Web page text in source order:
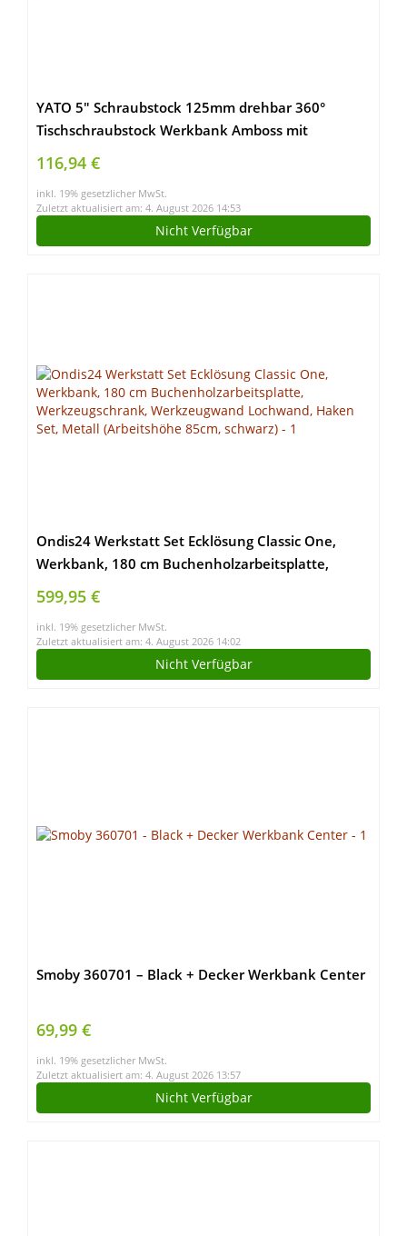
YATO 5″ Schraubstock 125mm drehbar 360°
Tischschraubstock Werkbank Amboss mit
Rohrhalter
116,94 €
inkl. 19% gesetzlicher MwSt.
Zuletzt aktualisiert am: 4. August 2026 14:53
Nicht Verfügbar
Ondis24 Werkstatt Set Ecklösung Classic One,
Werkbank, 180 cm Buchenholzarbeitsplatte,
Werkzeugschrank, Werkzeugwand Lochwand,
Haken Set, Metall (Arbeitshöhe 85cm, schwarz)
599,95 €
inkl. 19% gesetzlicher MwSt.
Zuletzt aktualisiert am: 4. August 2026 14:02
Nicht Verfügbar
Smoby 360701 – Black + Decker Werkbank Center
69,99 €
inkl. 19% gesetzlicher MwSt.
Zuletzt aktualisiert am: 4. August 2026 13:57
Nicht Verfügbar